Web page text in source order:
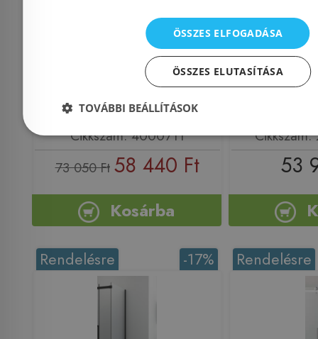
transparent, 4000711)
Azonosító: 171689
Cikkszám: 4000711
73 050 Ft 58 440 Ft
Kosárba
53
-17%
Rendelésre Rendelésre
ÖSSZES ELFOGADÁSA
ÖSSZES ELUTASÍTÁSA
TOVÁBBI BEÁLLÍTÁSOK